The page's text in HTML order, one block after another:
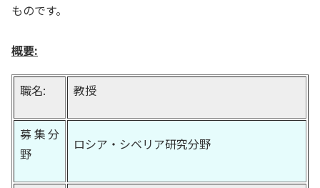
ものです。
概要:
職名: 教授
募集分
野
ロシア・シベリア研究分野